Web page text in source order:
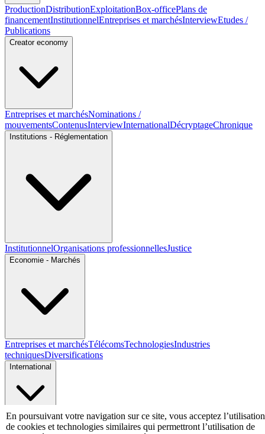
ProductionDistributionExploitationBox-officePlans de
financementInstitutionnelEntreprises et marchésInterviewEtudes /
Publications
Creator economy
Entreprises et marchésNominations /
mouvementsContenusInterviewInternationalDécryptageChronique
Institutions - Réglementation
InstitutionnelOrganisations professionnellesJustice
Economie - Marchés
Entreprises et marchésTélécomsTechnologiesIndustries
techniquesDiversifications
International
International
En poursuivant votre navigation sur ce site, vous acceptez l’utilisation
de cookies et technologies similaires qui permettront l’utilisation de